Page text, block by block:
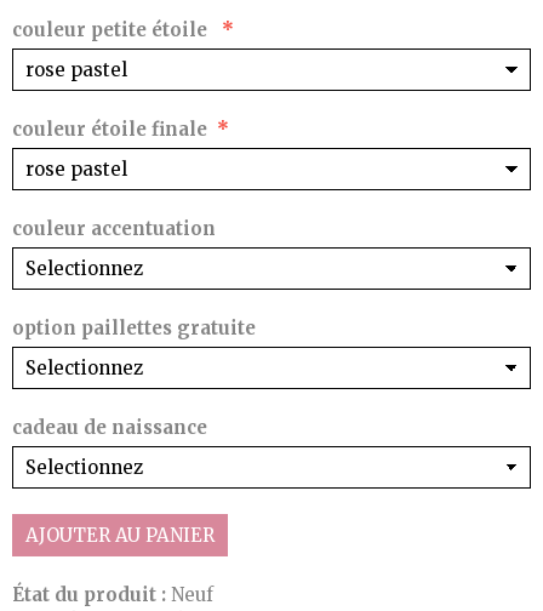
couleur petite étoile
couleur étoile finale
couleur accentuation
option paillettes gratuite
cadeau de naissance
AJOUTER AU PANIER
État du produit : Neuf